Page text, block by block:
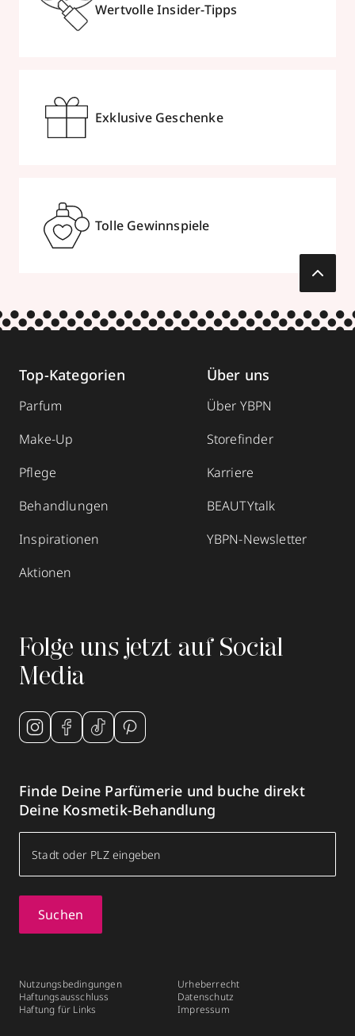
Wertvolle Insider-Tipps
Exklusive Geschenke
Tolle Gewinnspiele
Top-Kategorien
Parfum
Make-Up
Pflege
Behandlungen
Inspirationen
Aktionen
Über uns
Über YBPN
Storefinder
Karriere
BEAUTYtalk
YBPN-Newsletter
Folge uns jetzt auf Social
Media
Finde Deine Parfümerie und buche direkt
Deine Kosmetik-Behandlung
Suchen
Nutzungsbedingungen
Haftungsausschluss
Haftung für Links
Urheberrecht
Datenschutz
Impressum